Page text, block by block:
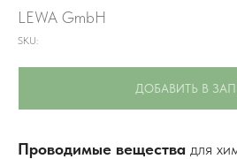
LEWA GmbH
SKU:
ДОБАВИТЬ В
Проводимые вещества для